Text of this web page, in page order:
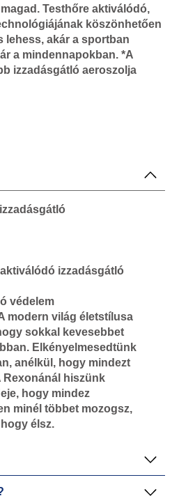
Testhőre aktiválódó,
köszönhetően
lehess, akár a sportban
a mindennapokban. *A
izzadásgátló aeroszolja
izzadásgátló
védelem
modern világ életstílusa
sokkal kevesebbet
Elkényelmesedtünk
anélkül, hogy mindezt
Rexonánál hiszünk
hogy mindez
minél többet mozogsz,
élsz.